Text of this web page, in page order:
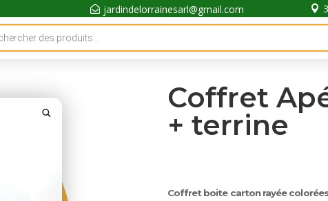
 jardindelorrainesarl@gmail.com 
Coffret
+ terrine
Coffret boite carton rayéecolorées